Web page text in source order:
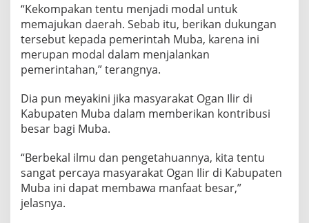
“Kekompakan tentu menjadi modal untuk
memajukan daerah. Sebab itu, berikan dukungan
tersebut kepada pemerintah Muba, karena ini
merupan modal dalam menjalankan
pemerintahan,” terangnya.
Dia pun meyakini jika masyarakat Ogan Ilir di
Kabupaten Muba dalam memberikan kontribusi
besar bagi Muba.
“Berbekal ilmu dan pengetahuannya, kita tentu
sangat percaya masyarakat Ogan Ilir di Kabupaten
Muba ini dapat membawa manfaat besar,”
jelasnya.